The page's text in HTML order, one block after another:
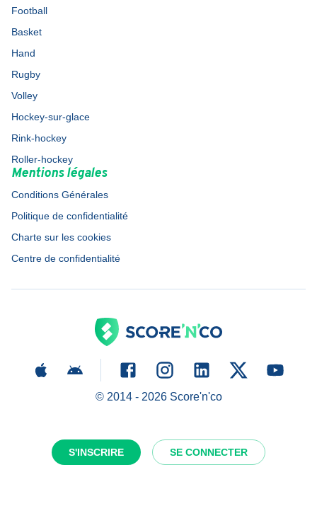
S'INSCRIRE SE CONNECTER
Football
Basket
Hand
Rugby
Volley
Hockey-sur-glace
Rink-hockey
Roller-hockey
Mentions légales
Conditions Générales
Politique de confidentialité
Charte sur les cookies
Centre de confidentialité
© 2014 - 2026Score'n'co